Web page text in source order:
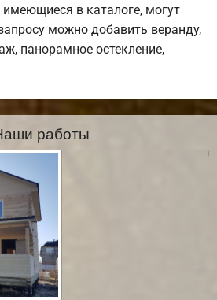
в каталоге, могут
можно добавить веранду,
панорамное остекление,
работы